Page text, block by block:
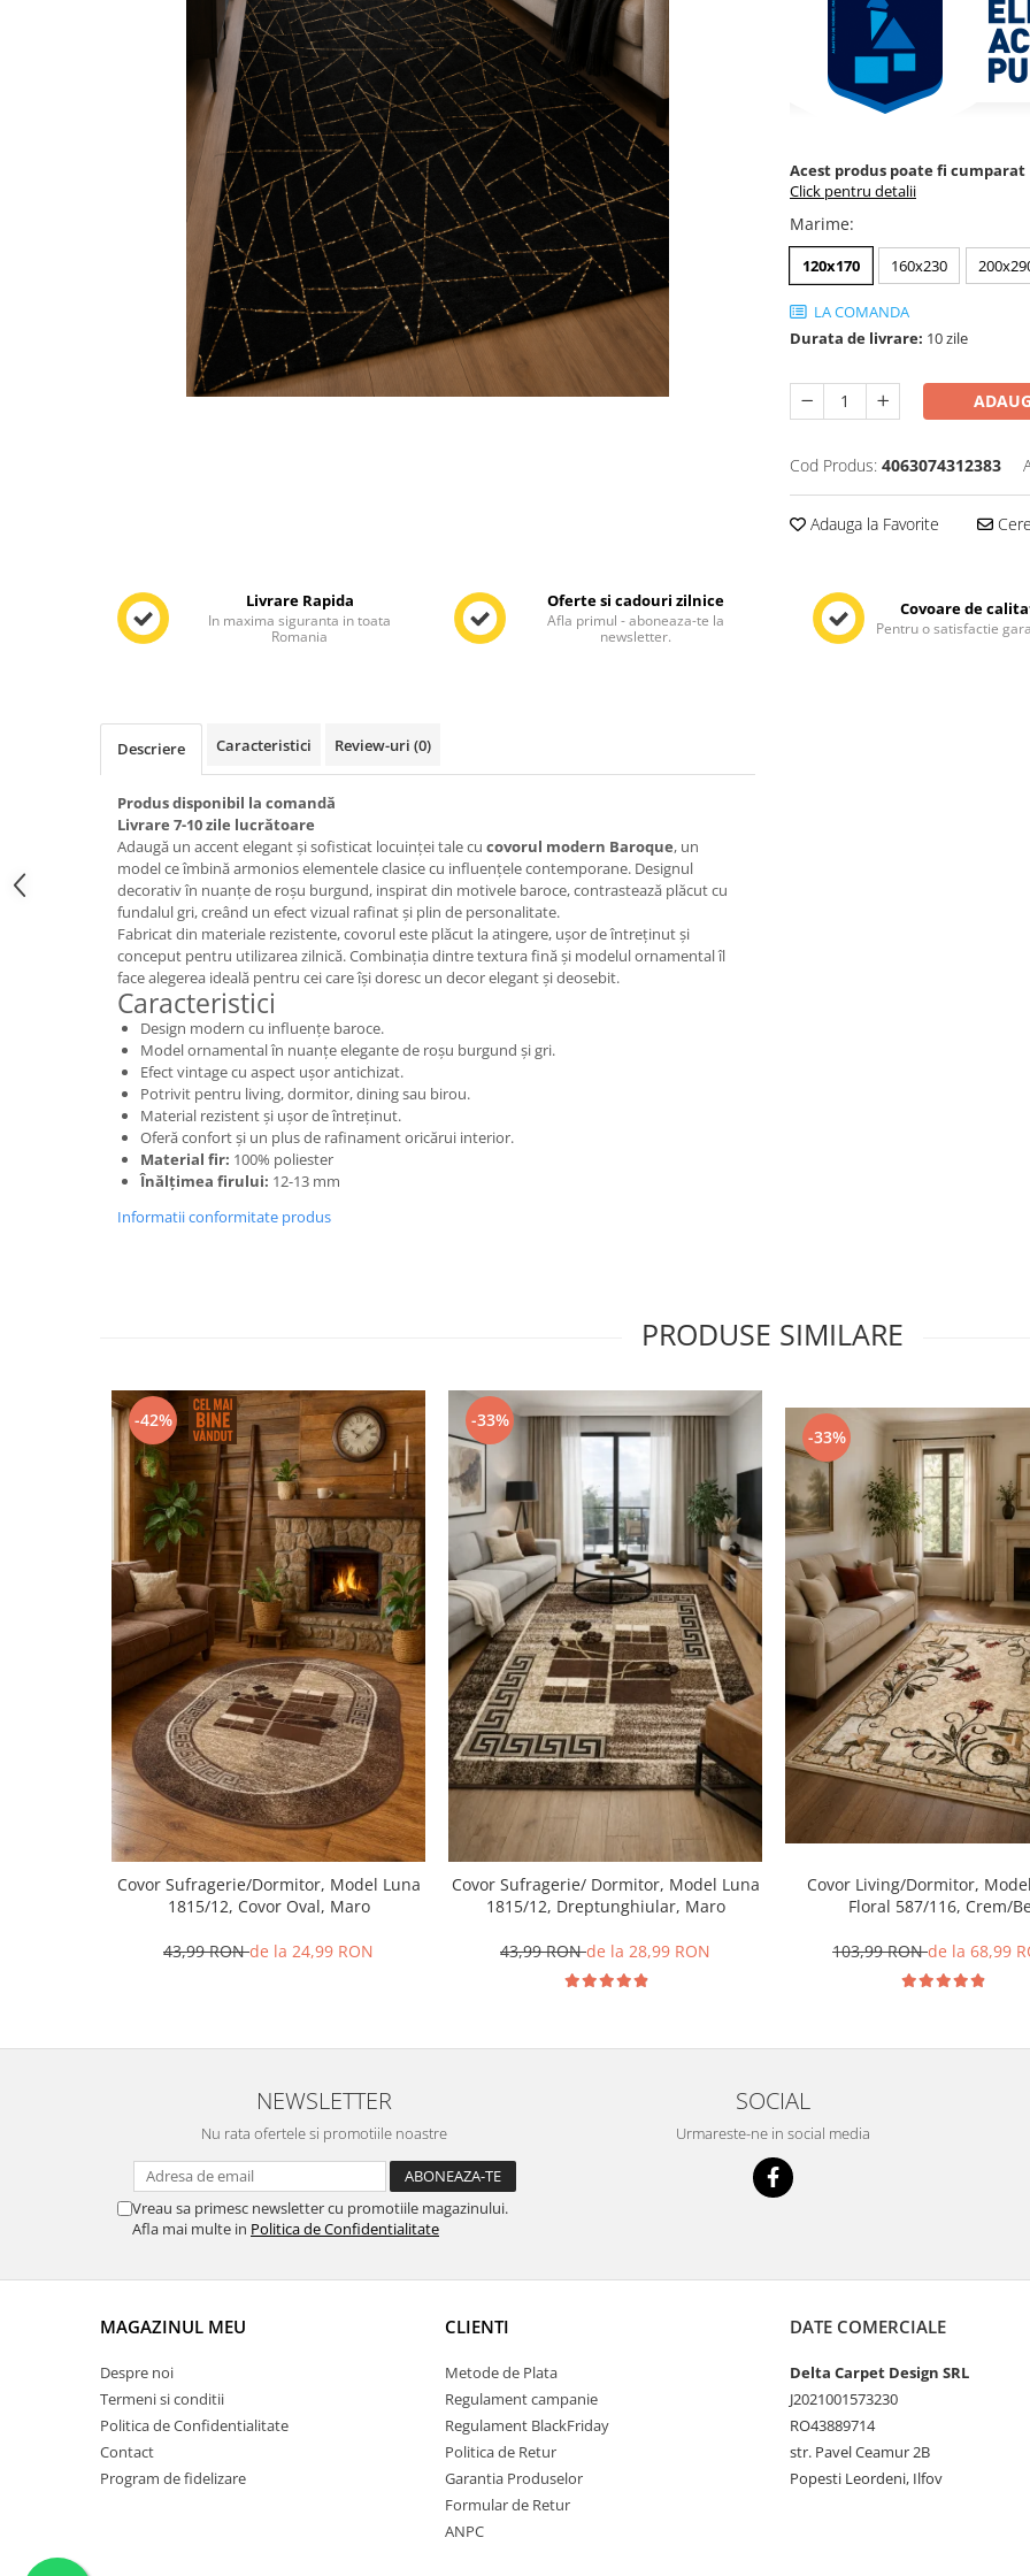
Acest produs poate fi cumparat
Click pentru detalii
Marime:
120x170 160x230
LA COMANDA
Durata de livrare: 10 zile
Cod Produs: 4063074312383
Adauga la Favorite
Livrare Rapida
In maxima siguranta in toata
Romania
Oferte si cadouri zilnice
Afla primul - aboneaza-te la
newsletter.
Covoare de
Pentru o satisfactie
Descriere Caracteristici Review-uri (0)
Produs disponibil la comandă
Livrare 7-10 zile lucrătoare
Adaugă un accent elegant și sofisticat locuinței tale cu covorul modern Baroque, un
model ce îmbină armonios elementele clasice cu influențele contemporane. Designul
decorativ în nuanțe de roșu burgund, inspirat din motivele baroce, contrastează plăcut cu
fundalul gri, creând un efect vizual rafinat și plin de personalitate.
Fabricat din materiale rezistente, covorul este plăcut la atingere, ușor de întreținut și
conceput pentru utilizarea zilnică. Combinația dintre textura fină și modelul ornamental îl
face alegerea ideală pentru cei care își doresc un decor elegant și deosebit.
Caracteristici
Design modern cu influențe baroce.
Model ornamental în nuanțe elegante de roșu burgund și gri.
Efect vintage cu aspect ușor antichizat.
Potrivit pentru living, dormitor, dining sau birou.
Material rezistent și ușor de întreținut.
Oferă confort și un plus de rafinament oricărui interior.
Material fir: 100% poliester
Înălțimea firului: 12-13 mm
Informatii conformitate produs
PRODUSE SIMILARE
-42%
Covor Sufragerie/Dormitor, Model Luna
1815/12, Covor Oval, Maro
43,99 RONde la 24,99 RON
-33%
Covor Sufragerie/ Dormitor, Model Luna
1815/12, Dreptunghiular, Maro
43,99 RONde la 28,99 RON
-33%
Covor Living/Dormitor,
Floral 587/116, Crem/
103,99 RONde la 68,99
NEWSLETTER
Nu rata ofertele si promotiile noastre
Vreau sa primesc newsletter cu promotiile magazinului.
Afla mai multe in Politica de Confidentialitate
SOCIAL
Urmareste-ne in social media
MAGAZINUL MEU
Despre noi
Termeni si conditii
Politica de Confidentialitate
Contact
Program de fidelizare
CLIENTI
Metode de Plata
Regulament campanie
Regulament BlackFriday
Politica de Retur
Garantia Produselor
Formular de Retur
ANPC
DATE COMERCIALE
Delta Carpet Design SRL
J2021001573230
RO43889714
str. Pavel Ceamur 2B
Popesti Leordeni, Ilfov